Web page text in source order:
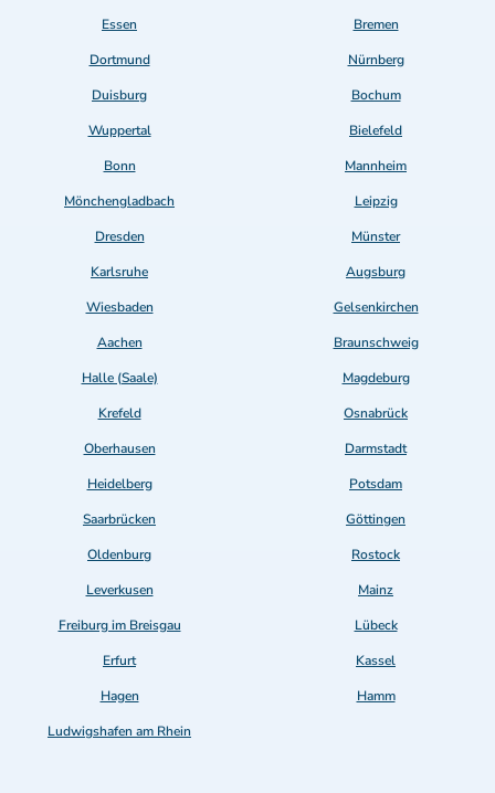
Essen
Bremen
Dortmund
Nürnberg
Duisburg
Bochum
Wuppertal
Bielefeld
Bonn
Mannheim
Mönchengladbach
Leipzig
Dresden
Münster
Karlsruhe
Augsburg
Wiesbaden
Gelsenkirchen
Aachen
Braunschweig
Halle (Saale)
Magdeburg
Krefeld
Osnabrück
Oberhausen
Darmstadt
Heidelberg
Potsdam
Saarbrücken
Göttingen
Oldenburg
Rostock
Leverkusen
Mainz
Freiburg im Breisgau
Lübeck
Erfurt
Kassel
Hagen
Hamm
Ludwigshafen am Rhein